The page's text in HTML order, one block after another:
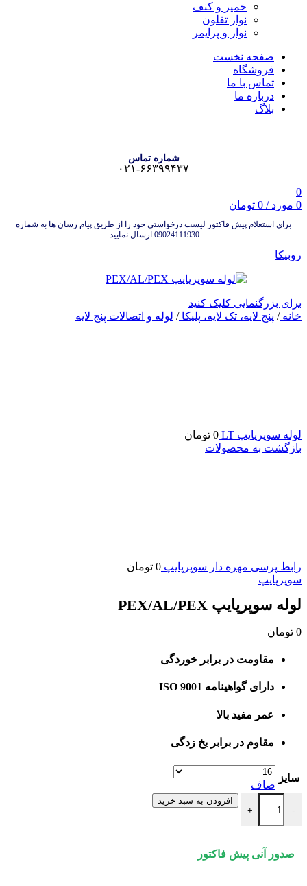
خمیر و کنف
نوار تفلون
نوار و پرایمر
صفحه نخست
فروشگاه
تماس با ما
درباره ما
بلاگ
شماره تماس
۰۲۱-۶۶۳۹۹۴۳۷
0
0 مورد /
0 تومان
برای استعلام پیش فاکتور لیست درخواستی خود را از طریق پیام رسان ها به شماره
09024111930 ارسال نمایید.
روبیکا
برای بزرگنمایی کلیک کنید
خانه/ پنج لایه، تک لایه، پلیکا/ لوله و اتصالات پنج لایه
لوله سوپرپایپ LT 0 تومان
بازگشت به محصولات
رابط پرسی مهره دار سوپرپایپ 0 تومان
سوپرپایپ
لوله سوپرپایپ PEX/AL/PEX
0 تومان
مقاومت در برابر خوردگی
دارای گواهینامه ISO 9001
عمر مفید بالا
مقاوم در برابر یخ زدگی
سایز
صاف
-
لوله سوپرپایپ PEX/AL/PEX عدد
+
افزودن به سبد خرید
صدور آنی پیش فاکتور